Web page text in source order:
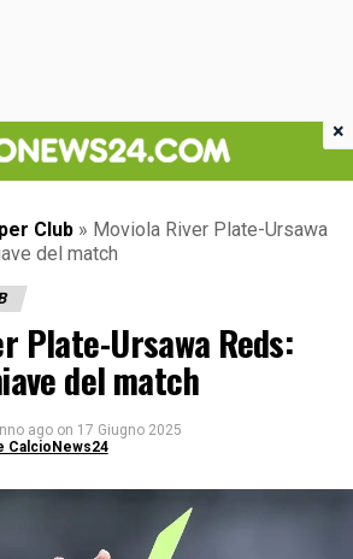
Club » Moviola River Plate-Ursawa
del match
Plate-Ursawa Reds:
del match
ago on 17 Giugno 2025
CalcioNews24
×